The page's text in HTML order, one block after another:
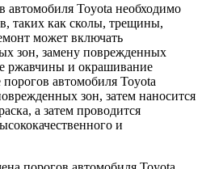
автомобиля Toyota необходимо
таких как сколы, трещины,
может включать
зон, замену поврежденных
ржавчины и окрашивание
автомобиля Toyota
зон, затем наносится
а затем проводится
и